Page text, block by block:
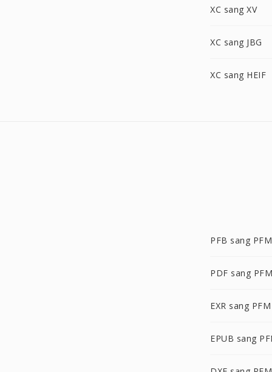
XC sang XV
XC sang JBG
XC sang HEIF
PFB sang PFM
PDF sang PFM
EXR sang PFM
EPUB sang